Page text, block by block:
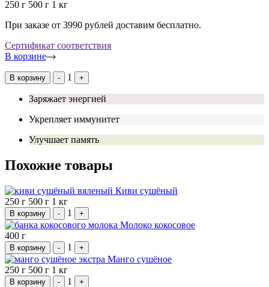
250 г 500 г 1 кг
При заказе от 3990 рублей доставим бесплатно.
Сертификат соответствия
В корзине
В корзину - 1 +
Заряжает энергией
Укрепляет иммунитет
Улучшает память
Похожие товары
Киви сушёный
250 г 500 г 1 кг
В корзину - 1 +
Молоко кокосовое
400 г
В корзину - 1 +
Манго сушёное
250 г 500 г 1 кг
В корзину - 1 +